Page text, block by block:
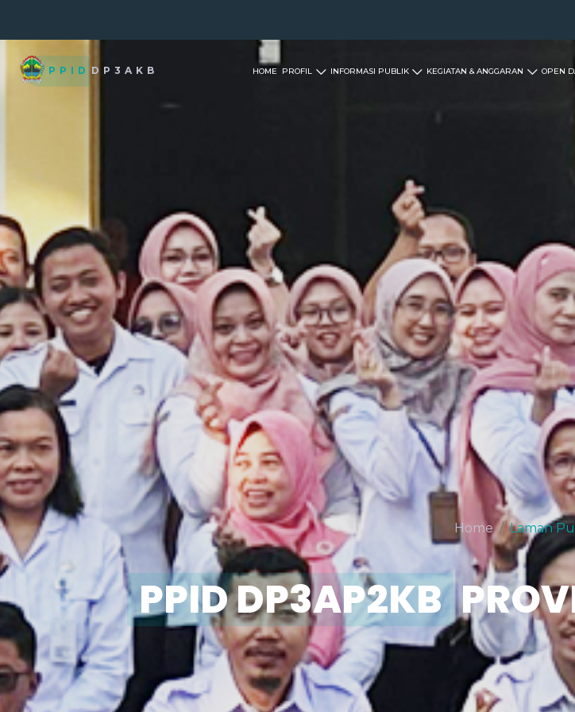
PPID DP3AKB HOME PROFIL INFORMASI PUBLIK KEGIATAN & ANGGARAN OPEN
Home Laman
PPID DP3AP2KB